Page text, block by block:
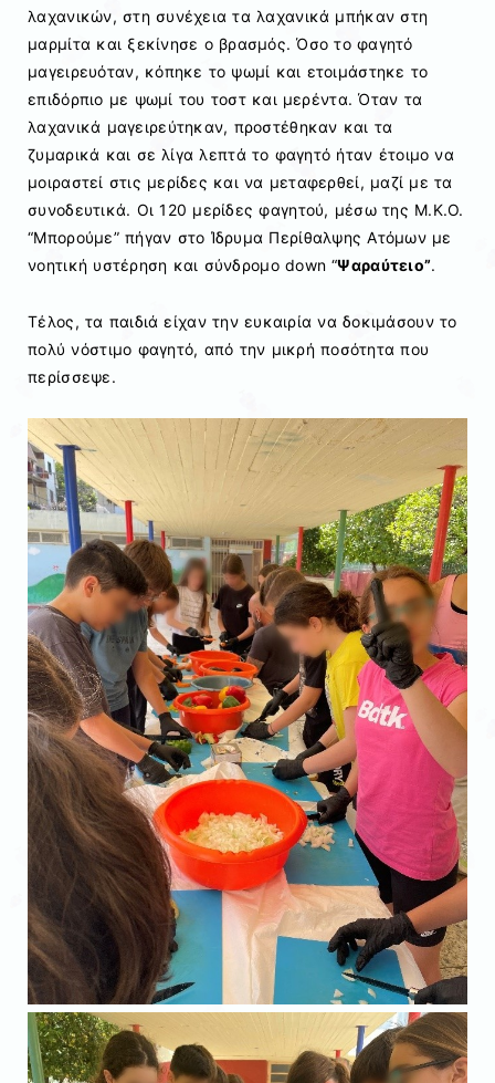
λαχανικών, στη συνέχεια τα λαχανικά μπήκαν στη
μαρμίτα και ξεκίνησε ο βρασμός. Όσο το φαγητό
μαγειρευόταν, κόπηκε το ψωμί και ετοιμάστηκε το
επιδόρπιο με ψωμί του τοστ και μερέντα. Όταν τα
λαχανικά μαγειρεύτηκαν, προστέθηκαν και τα
ζυμαρικά και σε λίγα λεπτά το φαγητό ήταν έτοιμο να
μοιραστεί στις μερίδες και να μεταφερθεί, μαζί με τα
συνοδευτικά. Οι 120 μερίδες φαγητού, μέσω της Μ.Κ.Ο.
“Μπορούμε” πήγαν στο Ίδρυμα Περίθαλψης Ατόμων με
νοητική υστέρηση και σύνδρομο down “Ψαραύτειο”.
Τέλος, τα παιδιά είχαν την ευκαιρία να δοκιμάσουν το
πολύ νόστιμο φαγητό, από την μικρή ποσότητα που
περίσσεψε.